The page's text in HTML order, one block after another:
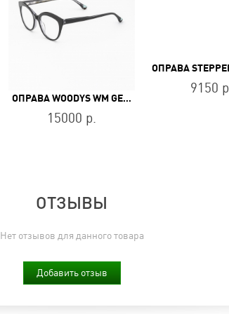
ОПРАВА WOODYS WM GENOVEVA 01
15000 р.
9150
ОТЗЫВЫ
Нет отзывов для данного товара
Добавить отзыв